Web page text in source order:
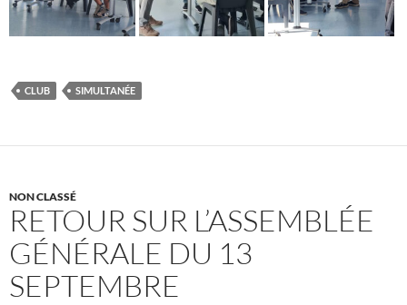
CLUB SIMULTANÉE
NON CLASSÉ
RETOUR SUR L’ASSEMBLÉE
GÉNÉRALE DU 13
SEPTEMBRE